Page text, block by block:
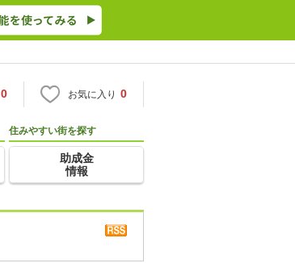
0 お気に入り 0
住みやすい街を探す
助成金
情報